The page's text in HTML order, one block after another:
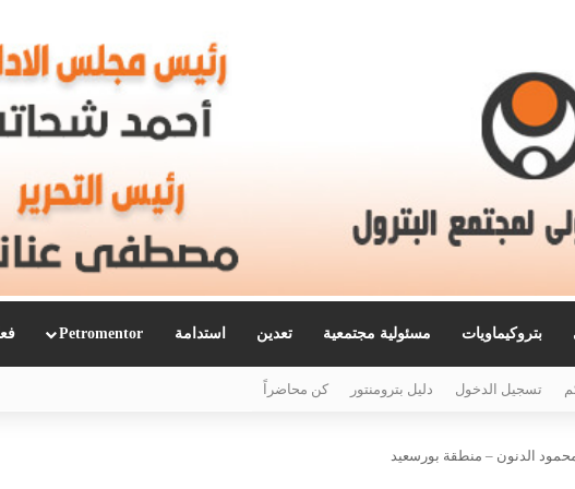
بتروكيماويات مسئولية مجتمعية تعدين استدامة Petromentor
تسجيل الدخول دليل بترومنتور كن محاضراً
محمود الدنون – منطقة بورسعيد